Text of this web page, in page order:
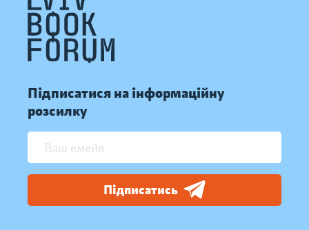
Підписатися на інформаційну
розсилку
Підписатись